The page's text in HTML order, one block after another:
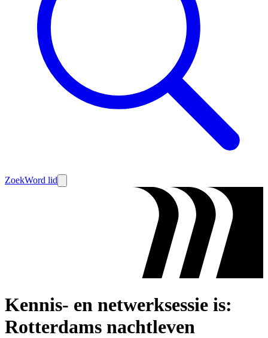
ZoekWord lid
Kennis- en netwerksessie is:
Rotterdams nachtleven